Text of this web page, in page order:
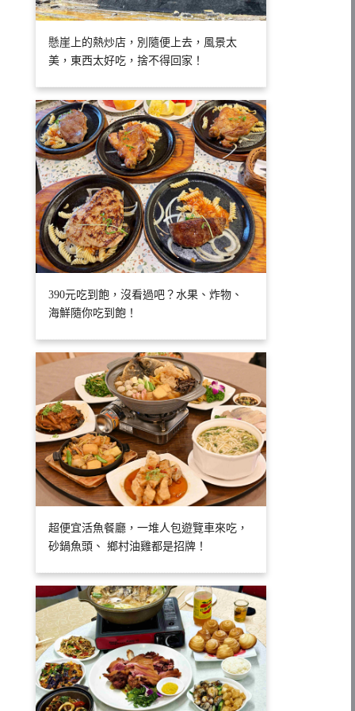
懸崖上的熱炒店，別隨便上去，風景太
美，東西太好吃，捨不得回家！
390元吃到飽，沒看過吧？水果、炸物、
海鮮隨你吃到飽！
超便宜活魚餐廳，一堆人包遊覽車來吃，
砂鍋魚頭、 鄉村油雞都是招牌！